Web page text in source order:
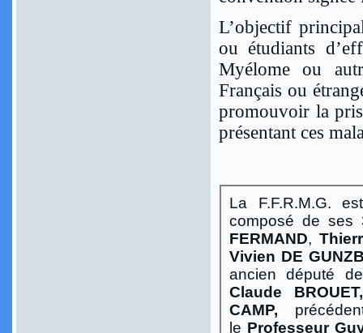
L’objectif
ou étudiants
Myélome ou
Français ou
promouvoir la
présentant ces
La F.F.R.M.G.
composé de ses
FERMAND,
Vivien DE
ancien député
Claude
CAMP,
le Professeur